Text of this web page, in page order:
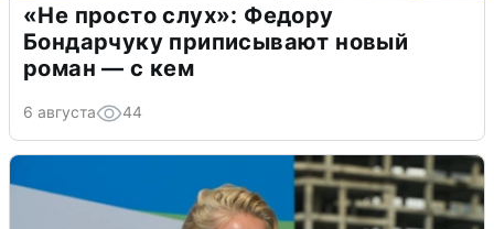
«Не просто слух»: Федору
Бондарчуку приписывают новый
роман — с кем
6 августа 44